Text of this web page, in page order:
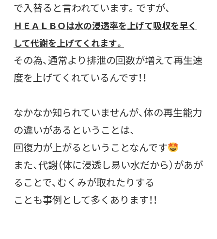
で入替ると言われています。ですが、
ＨＥＡＬＢＯは水の浸透率を上げて吸収を早く
して代謝を上げてくれます。
その為、通常より排泄の回数が増えて再生速
度を上げてくれているんです！！
なかなか知られていませんが、体の再生能力
の違いがあるということは、
回復力が上がるということなんです
また、代謝（体に浸透し易い水だから）があが
ることで、むくみが取れたりする
ことも事例として多くあります！！